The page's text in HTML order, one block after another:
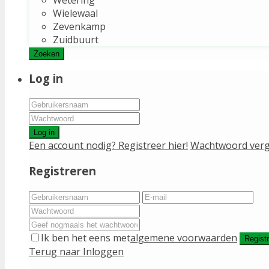
Wielewaal
Zevenkamp
Zuidbuurt
Zoeken
Log in
Log in
Een account nodig? Registreer hier! Wachtwoord
Registreren
Ik ben het eens metalgemene voorwaarden
Terug naar Inloggen